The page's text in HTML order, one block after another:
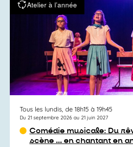
Atelier à l’année
Tous les lundis, de 18h15 à 19h45
Du 21 septembre 2026 au 21 juin 2027
Comédie musicale: Du
scène … en chantant en